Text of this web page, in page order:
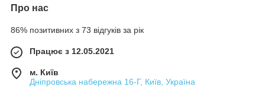
Про нас
86% позитивних з 73 відгуків за рік
Працює з 12.05.2021
м. Київ
Дніпровська набережна 16-Г, Київ, Україна